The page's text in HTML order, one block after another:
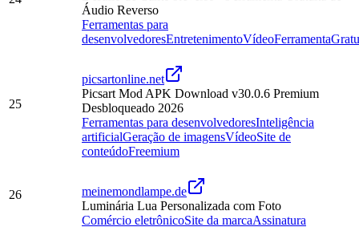
Áudio Reverso
Ferramentas para
desenvolvedoresEntretenimentoVídeoFerramenta
25
picsartonline.net
Picsart Mod APK Download v30.0.6 Premium
Desbloqueado 2026
Ferramentas para desenvolvedoresInteligência
artificialGeração de imagensVídeoSite de
conteúdoFreemium
26
meinemondlampe.de
Luminária Lua Personalizada com Foto
Comércio eletrônicoSite da marcaAssinatura